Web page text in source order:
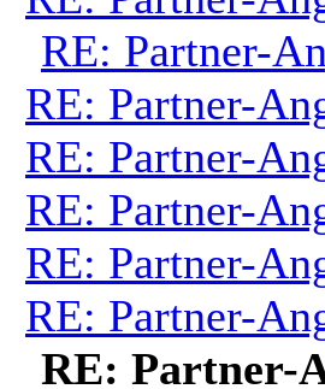
RE: Partner-
RE: Partner-
RE: Partner-
RE: Partner-
RE: Partner-
RE: Partner-
RE: Partner-